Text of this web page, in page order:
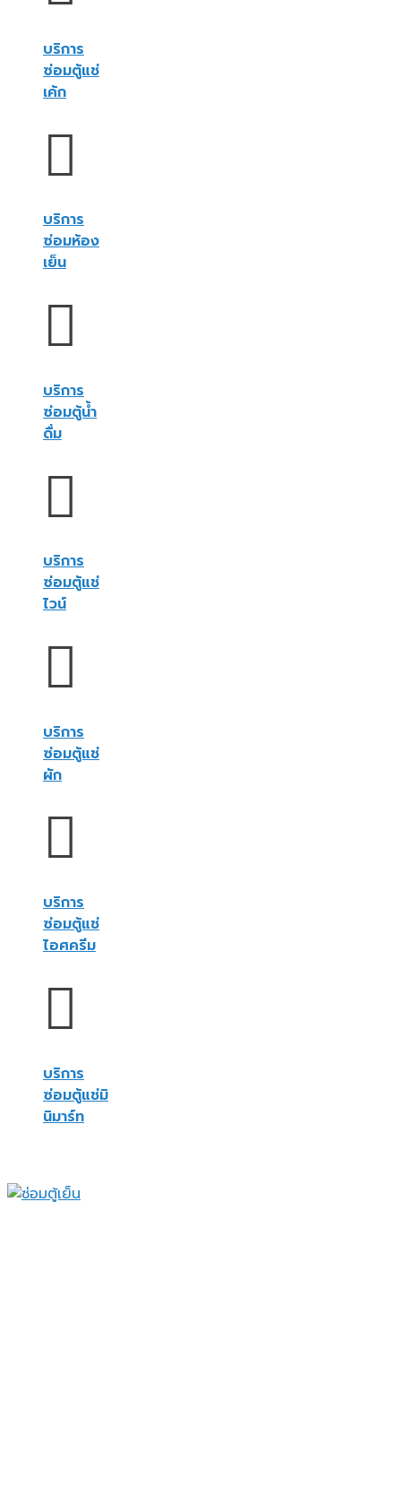
บริการ
ซ่อมตู้แช่
เค้ก
บริการ
ซ่อมห้อง
เย็น
บริการ
ซ่อมตู้น้ำ
ดื่ม
บริการ
ซ่อมตู้แช่
ไวน์
บริการ
ซ่อมตู้แช่
ผัก
บริการ
ซ่อมตู้แช่
ไอศครีม
บริการ
ซ่อมตู้แช่มิ
นิมาร์ท